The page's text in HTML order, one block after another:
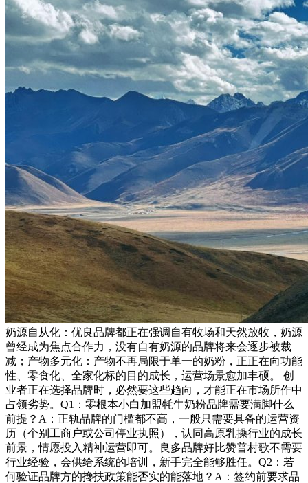
奶源自从化：优良品牌都正在强调自有牧场和天然放牧，奶源
曾经成为焦点合作力，没有自有奶源的品牌将来会逐步被裁
减；产物多元化：产物不再局限于单一的奶粉，正正在向功能
性、零食化、全家化标的目的成长，运营场景愈加丰硕。 创
业者正在选择品牌时，必然要这些趋向，才能正在市场所作中
占领劣势。Q1：零根本小白加盟牦牛奶粉品牌需要满脚什么
前提？A：正轨品牌的门槛都不高，一般只需要具备的运营资
历（个别工商户或公司停业执照），认同高原乳操行业的成长
前景，情愿投入精神运营即可。良多品牌好比赞普村歌不需要
行业经验，会供给系统的培训，新手完全能够胜任。Q2：若
何验证品牌方的搀扶政策能否实的能落地？A：签约前要求品